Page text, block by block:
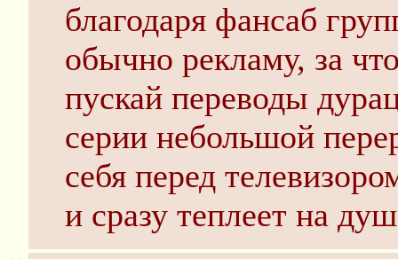
благодаря фансаб
обычно рекламу, за
пускай переводы
серии небольшой
себя перед
и сразу теплеет на